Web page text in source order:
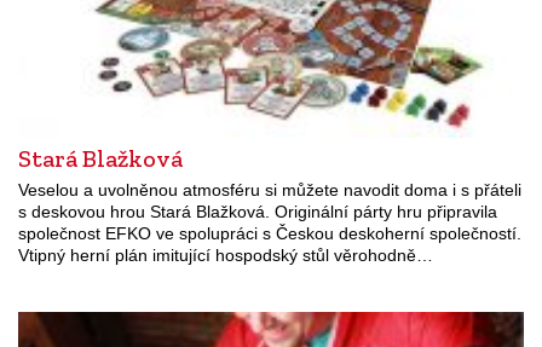
Stará Blažková
Veselou a uvolněnou atmosféru si můžete navodit doma i s přáteli
s deskovou hrou Stará Blažková. Originální párty hru připravila
společnost EFKO ve spolupráci s Českou deskoherní společností.
Vtipný herní plán imitující hospodský stůl věrohodně…